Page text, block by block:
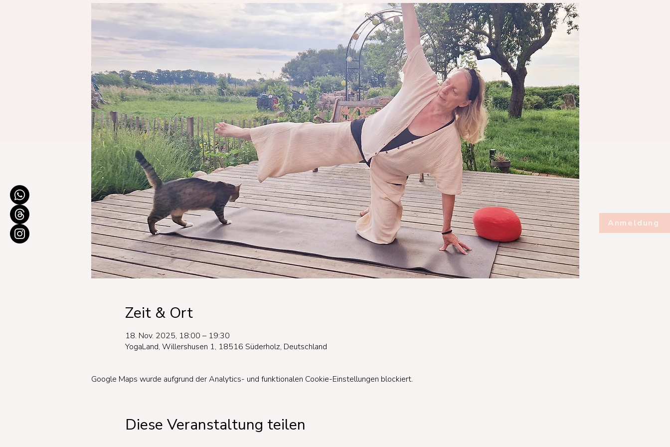
Anmeldung
Zeit & Ort
18. Nov. 2025, 18:00 – 19:30
YogaLand, Willershusen 1, 18516 Süderholz, Deutschland
Google Maps wurde aufgrund der Analytics- und funktionalen Cookie-Einstellungen blockiert.
Diese Veranstaltung teilen